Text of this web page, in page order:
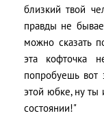
близкий твой
правды не
можно сказать
эта кофточка
попробуешь вот
этой юбке, ну ты
состоянии!"